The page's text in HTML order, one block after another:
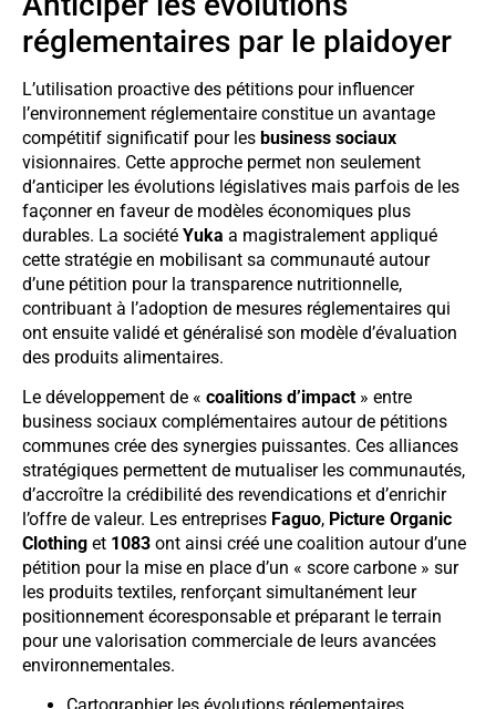
réglementaires par le plaidoyer
L’utilisation proactive des pétitions pour influencer
l’environnement réglementaire constitue un avantage
compétitif significatif pour les business sociaux
visionnaires. Cette approche permet non seulement
d’anticiper les évolutions législatives mais parfois de les
façonner en faveur de modèles économiques plus
durables. La société Yuka a magistralement appliqué
cette stratégie en mobilisant sa communauté autour
d’une pétition pour la transparence nutritionnelle,
contribuant à l’adoption de mesures réglementaires qui
ont ensuite validé et généralisé son modèle d’évaluation
des produits alimentaires.
Le développement de « coalitions d’impact » entre
business sociaux complémentaires autour de pétitions
communes crée des synergies puissantes. Ces alliances
stratégiques permettent de mutualiser les communautés,
d’accroître la crédibilité des revendications et d’enrichir
l’offre de valeur. Les entreprises Faguo, Picture Organic
Clothing et 1083 ont ainsi créé une coalition autour d’une
pétition pour la mise en place d’un « score carbone » sur
les produits textiles, renforçant simultanément leur
positionnement écoresponsable et préparant le terrain
pour une valorisation commerciale de leurs avancées
environnementales.